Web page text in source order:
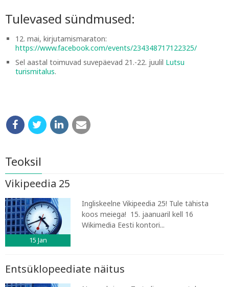
Tulevased sündmused:
12. mai, kirjutamismaraton:
https://www.facebook.com/events/234348717122325/
Sel aastal toimuvad suvepäevad 21.-22. juulil Lutsu
turismitalus.
Teoksil
Vikipeedia 25
15 Jan
Ingliskeelne Vikipeedia 25! Tule tähista
koos meiega! 15. jaanuaril kell 16
Wikimedia Eesti kontori...
Entsüklopeediate näitus